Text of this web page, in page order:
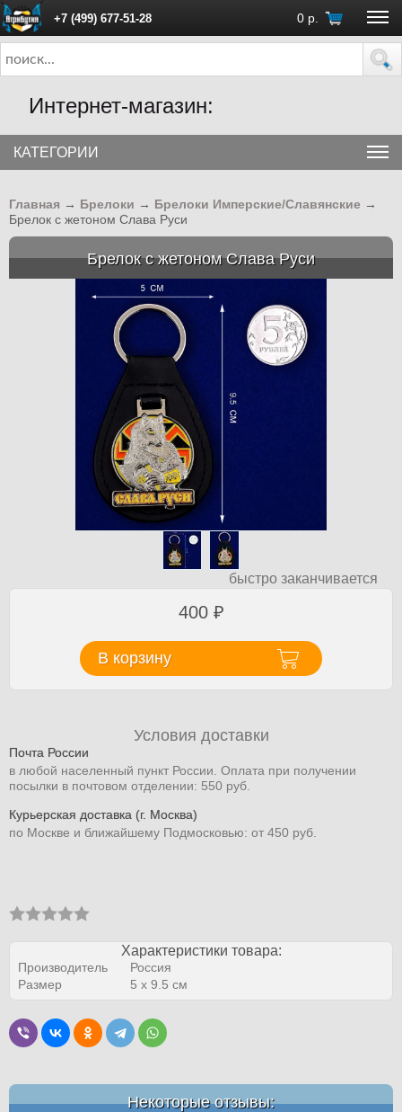
+7 (499) 677-51-28 0 р.
ПН - ПТ с 10:00 до 18:00 (Москва)
Интернет-магазин:
КАТЕГОРИИ
Главная → Брелоки → Брелоки Имперские/Славянские →
Брелок с жетоном Слава Руси
Брелок с жетоном Слава Руси
быстро заканчивается
400 ₽
В корзину
Условия доставки
Почта России
в любой населенный пункт России. Оплата при получении
посылки в почтовом отделении: 550 руб.
Курьерская доставка (г. Москва)
по Москве и ближайшему Подмосковью: от 450 руб.
Характеристики товара:
Производитель
Россия
Размер
5 х 9.5 см
Некоторые отзывы: